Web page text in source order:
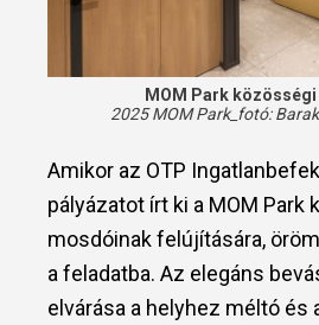
MOM Park
2025 MOM Park_fotó:
Amikor az OTP
pályázatot írt ki a MOM Park
mosdóinak felújítására,
a feladatba. Az elegáns
elvárása a helyhez méltó és